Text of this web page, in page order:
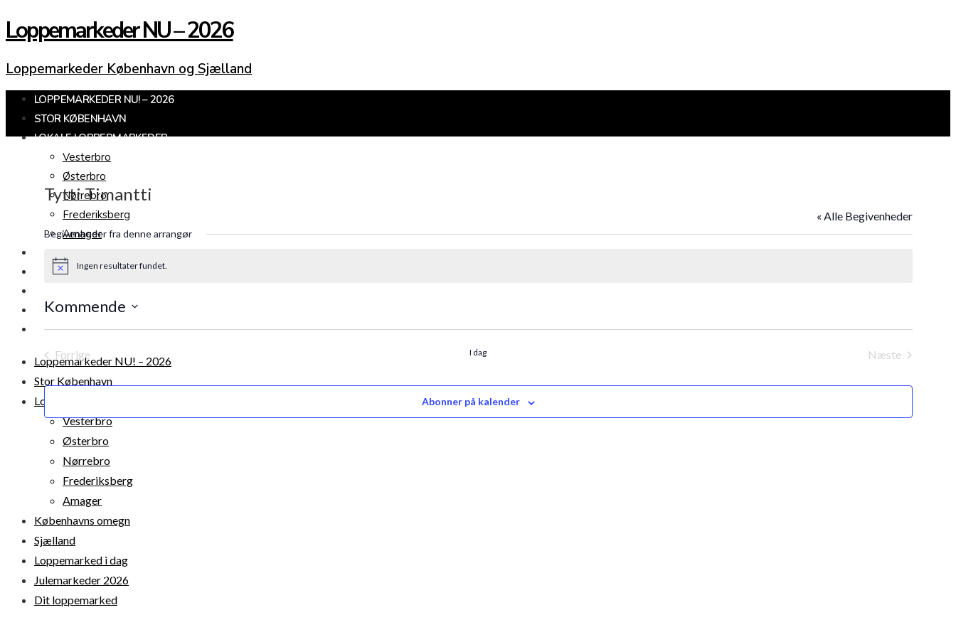
Loppemarkeder NU – 2026
Loppemarkeder København og Sjælland
LOPPEMARKEDER NU! – 2026
STOR KØBENHAVN
LOKALE LOPPERMARKEDER
Vesterbro
Østerbro
Nørrebro
Frederiksberg
Amager
SJÆLLAND
JULEMARKEDER 2026
DIT LOPPEMARKED
Loppemarkeder NU! – 2026
Stor København
Lokale loppermarkeder
Vesterbro
Østerbro
Nørrebro
Frederiksberg
Amager
Københavns omegn
Sjælland
Loppemarked i dag
Julemarkeder 2026
Dit loppemarked
Tytti Timantti
« Alle Begivenheder
Begivenheder fra denne arrangør
NoticeIngen resultater fundet.
Kommende
Vælg
Forrige
Begivenheder
I dag
Næste
Abonner på kalender